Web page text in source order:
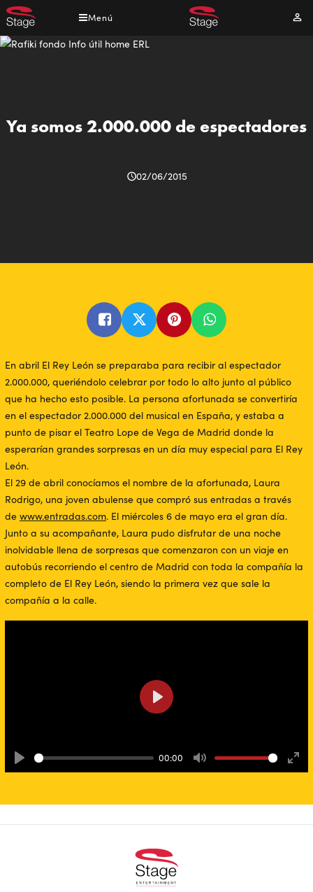
Pasar
al
contenido
Menú
Mi
Ya somos 2.000.000 de espectadores
02/06/2015
En abril El Rey León se preparaba para recibir al espectador
2.000.000, queriéndolo celebrar por todo lo alto junto al público
que ha hecho esto posible. La persona afortunada se convertiría
en el espectador 2.000.000 del musical en España, y estaba a
punto de pisar el Teatro Lope de Vega de Madrid donde la
esperarían grandes sorpresas en un día muy especial para El Rey
León.
El 29 de abril conocíamos el nombre de la afortunada, Laura
Rodrigo, una joven abulense que compró sus entradas a través
de www.entradas.com. El miércoles 6 de mayo era el gran día.
Junto a su acompañante, Laura pudo disfrutar de una noche
inolvidable llena de sorpresas que comenzaron con un viaje en
autobús recorriendo el centro de Madrid con toda la compañía la
completo de El Rey León, siendo la primera vez que sale la
compañía a la calle.
Play
00:00
Mute
Play